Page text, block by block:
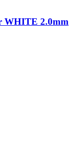
WHITE 2.0mm